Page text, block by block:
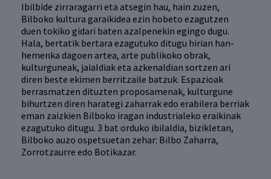
Ibilbide zirraragarri eta atsegin hau, hain zuzen,
Bilboko kultura garaikidea ezin hobeto ezagutzen
duen tokiko gidari baten azalpenekin egingo dugu.
Hala, bertatik bertara ezagutuko ditugu hirian han-
hemenka dagoen artea, arte publikoko obrak,
kulturguneak, jaialdiak eta azkenaldian sortzen ari
diren beste ekimen berritzaile batzuk. Espazioak
berrasmatzen dituzten proposamenak, kulturgune
bihurtzen diren harategi zaharrak edo erabilera berriak
eman zaizkien Bilboko iragan industrialeko eraikinak
ezagutuko ditugu. 3 bat orduko ibilaldia, bizikletan,
Bilboko auzo ospetsuetan zehar: Bilbo Zaharra,
Zorrotzaurre edo Botikazar.